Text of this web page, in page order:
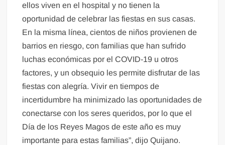
ellos viven en el hospital y no tienen la
oportunidad de celebrar las fiestas en sus casas.
En la misma línea, cientos de niños provienen de
barrios en riesgo, con familias que han sufrido
luchas económicas por el COVID-19 u otros
factores, y un obsequio les permite disfrutar de las
fiestas con alegría. Vivir en tiempos de
incertidumbre ha minimizado las oportunidades de
conectarse con los seres queridos, por lo que el
Día de los Reyes Magos de este año es muy
importante para estas familias”, dijo Quijano.